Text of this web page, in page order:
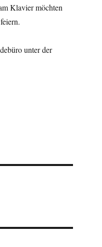
Klavier möchten
unter der